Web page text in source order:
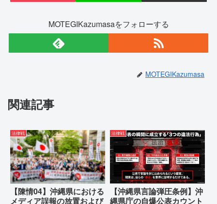
MOTEGIKazumasaをフォローする
MOTEGIKazumasa
関連記事
法律戦
【陳情04】沖縄県における
メディア誤報の放置および
法律戦
【沖縄県言論弾圧条例】沖
縄県庁の自爆公表カウント